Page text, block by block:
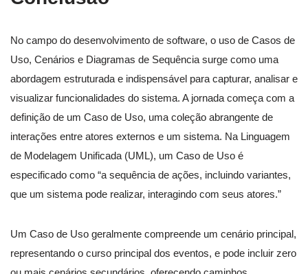
No campo do desenvolvimento de software, o uso de Casos de
Uso, Cenários e Diagramas de Sequência surge como uma
abordagem estruturada e indispensável para capturar, analisar e
visualizar funcionalidades do sistema. A jornada começa com a
definição de um Caso de Uso, uma coleção abrangente de
interações entre atores externos e um sistema. Na Linguagem
de Modelagem Unificada (UML), um Caso de Uso é
especificado como “a sequência de ações, incluindo variantes,
que um sistema pode realizar, interagindo com seus atores.”
Um Caso de Uso geralmente compreende um cenário principal,
representando o curso principal dos eventos, e pode incluir zero